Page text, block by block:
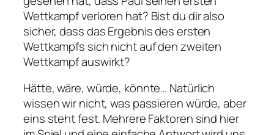
Wettkampf verloren hat? Bist du dir also
sicher, dass das Ergebnis des ersten
Wettkampfs sich nicht auf den zweiten
Wettkampf auswirkt?
Hätte, wäre, würde, könnte… Natürlich
wissen wir nicht, was passieren würde, aber
eins steht fest. Mehrere Faktoren sind hier